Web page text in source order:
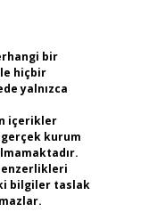
bir
hiçbir
yalnızca
içerikler
kurum
bilgiler taslak